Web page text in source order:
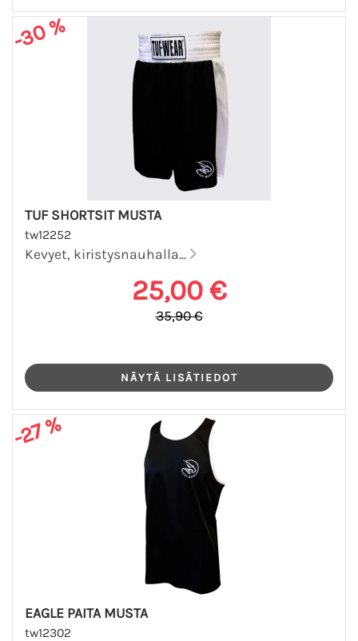
-30 %
TUF SHORTSIT MUSTA
tw12252
Kevyet, kiristysnauhalla...
25,00 €
35,90 €
-27 %
EAGLE PAITA MUSTA
tw12302